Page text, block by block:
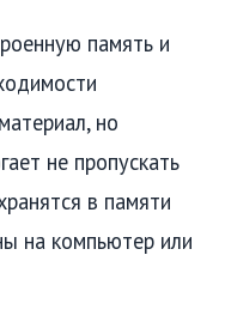
память и
но
не пропускать
в памяти
на компьютер или